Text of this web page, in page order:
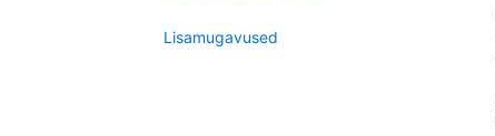
Lisamugavused